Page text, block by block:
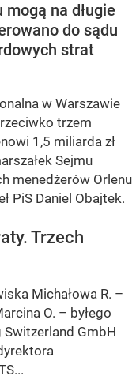
na długie
do sądu
strat
w Warszawie
trzem
1,5 miliarda zł
Sejmu
menedżerów Orlenu
PiS Daniel Obajtek.
Trzech
Michałowa R. –
O. – byłego
Switzerland GmbH